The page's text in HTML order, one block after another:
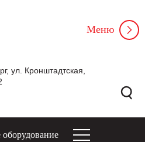
ул. Кронштадтская,
Меню